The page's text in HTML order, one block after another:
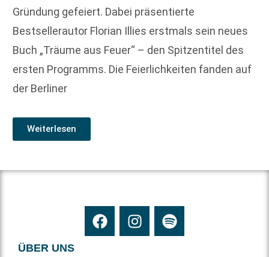
Gründung gefeiert. Dabei präsentierte
Bestsellerautor Florian Illies erstmals sein neues
Buch „Träume aus Feuer“ – den Spitzentitel des
ersten Programms. Die Feierlichkeiten fanden auf
der Berliner
Weiterlesen
ÜBER UNS